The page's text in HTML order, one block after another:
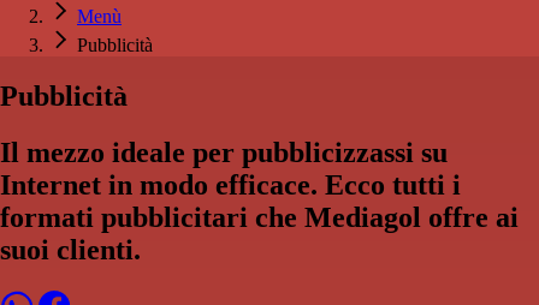
Menù
Pubblicità
Pubblicità
Il mezzo ideale per pubblicizzassi su
Internet in modo efficace. Ecco tutti i
formati pubblicitari che Mediagol offre ai
suoi clienti.